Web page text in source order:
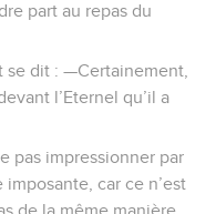
part au repas du
se dit : —Certainement,
l’Eternel qu’il a
pas impressionner par
car ce n’est
de la même manière